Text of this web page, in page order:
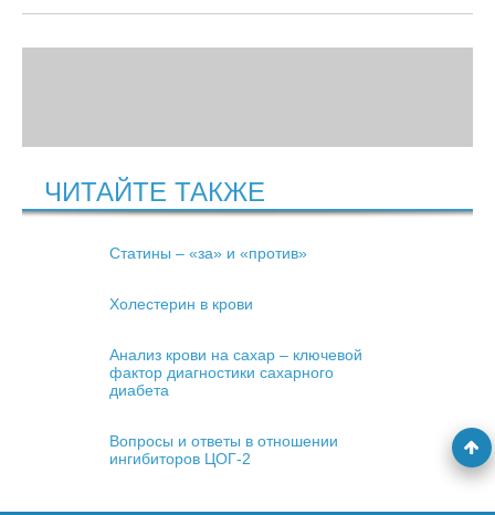
ЧИТАЙТЕ ТАКЖЕ
Статины – «за» и «против»
Холестерин в крови
Анализ крови на сахар – ключевой
фактор диагностики сахарного
диабета
Вопросы и ответы в отношении
ингибиторов ЦOГ-2